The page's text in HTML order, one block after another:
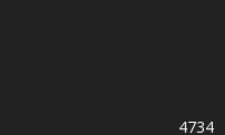
4734